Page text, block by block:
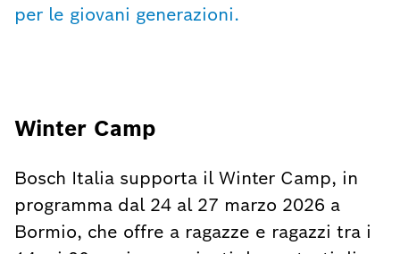
per le giovani generazioni.
Winter Camp
Bosch Italia supporta il Winter Camp, in
programma dal 24 al 27 marzo 2026 a
Bormio, che offre a ragazze e ragazzi tra i